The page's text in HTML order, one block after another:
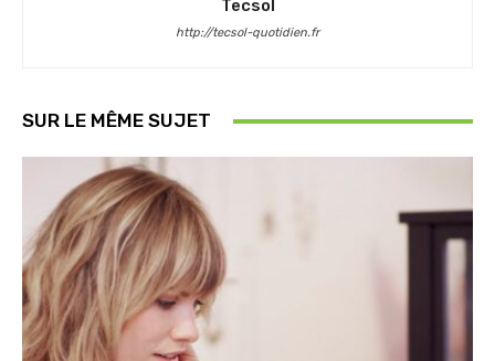
Tecsol
http://tecsol-quotidien.fr
SUR LE MÊME SUJET